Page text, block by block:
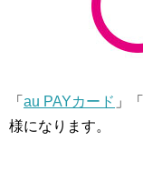
「 au PAYカード 」「
様になります。